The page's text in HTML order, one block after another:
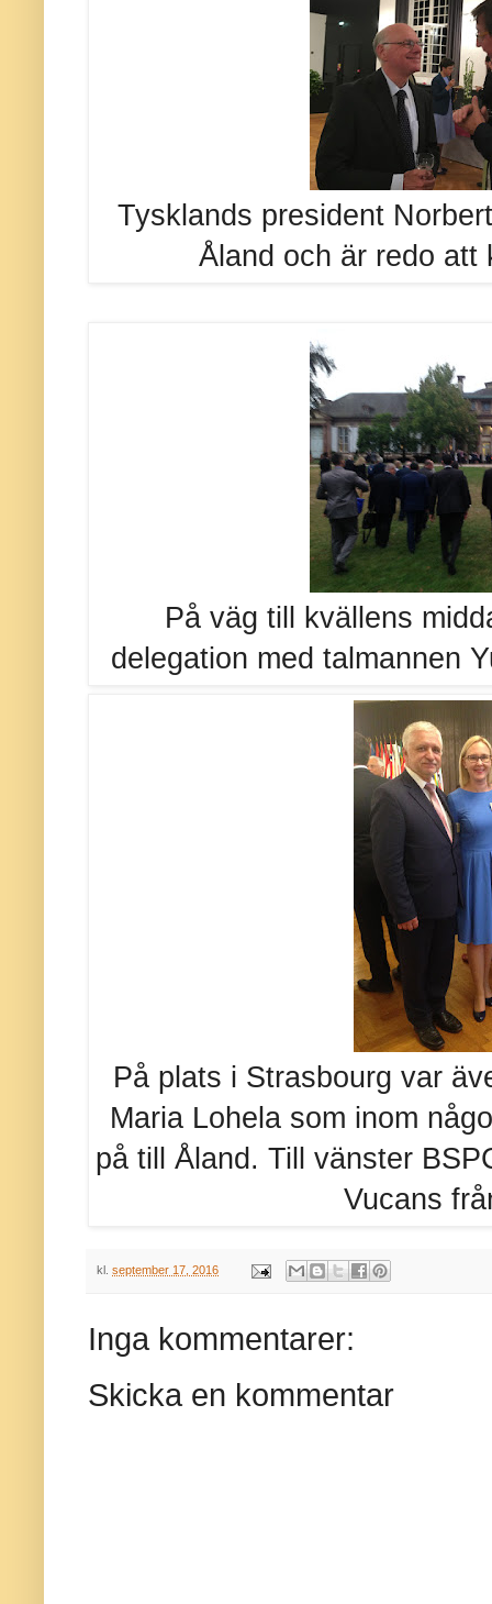
Tysklands president
Åland och är redo att
På väg till kvällens
delegation med talmannen
På plats i Strasbourg var
Maria Lohela som inom
på till Åland. Till vänster
Vucans
kl. september 17, 2016
Inga kommentarer:
Skicka en kommentar